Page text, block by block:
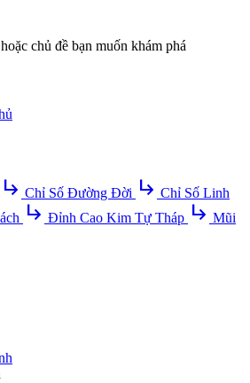
chủ đề bạn muốn khám phá
subdirectory_arrow_right Chỉ Số Đường Đời subdirectory_arrow_right Chỉ Số Linh
subdirectory_arrow_right Đỉnh Cao Kim Tự Tháp subdirectory_arrow_right Mũi